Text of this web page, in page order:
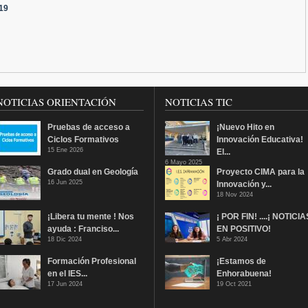
ORIENTACIÓN
Pruebas de acceso a
Ciclos Formativos
15 Ene 2026
Grado dual en Geología
16 Jun 2025
¡Libera tu mente ! Nos
ayuda : Franciso...
18 Dic 2024
Formación Profesional
en el IES...
17 Jun 2024
NOTICIAS TIC
¡Nuevo Hito en
Innovación Educativa!
El...
6 Mayo 2025
Proyecto CIMA para la
Innovación y...
18 Nov 2024
¡ POR FIN! ....¡
EN POSITIVO!
5 Abr 2024
¡Estamos de
Enhorabuena!
19 Oct 2021